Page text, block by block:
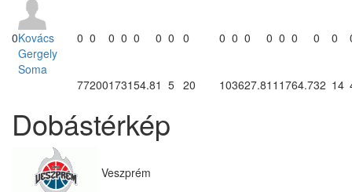
0Kovács
Gergely
Soma
0 0 0 0 0 0 0 0 0 0 0 0 0 0 0 0
77200173154.81 5 20 103627.811 1764.732 14
Dobástérkép
Veszprém